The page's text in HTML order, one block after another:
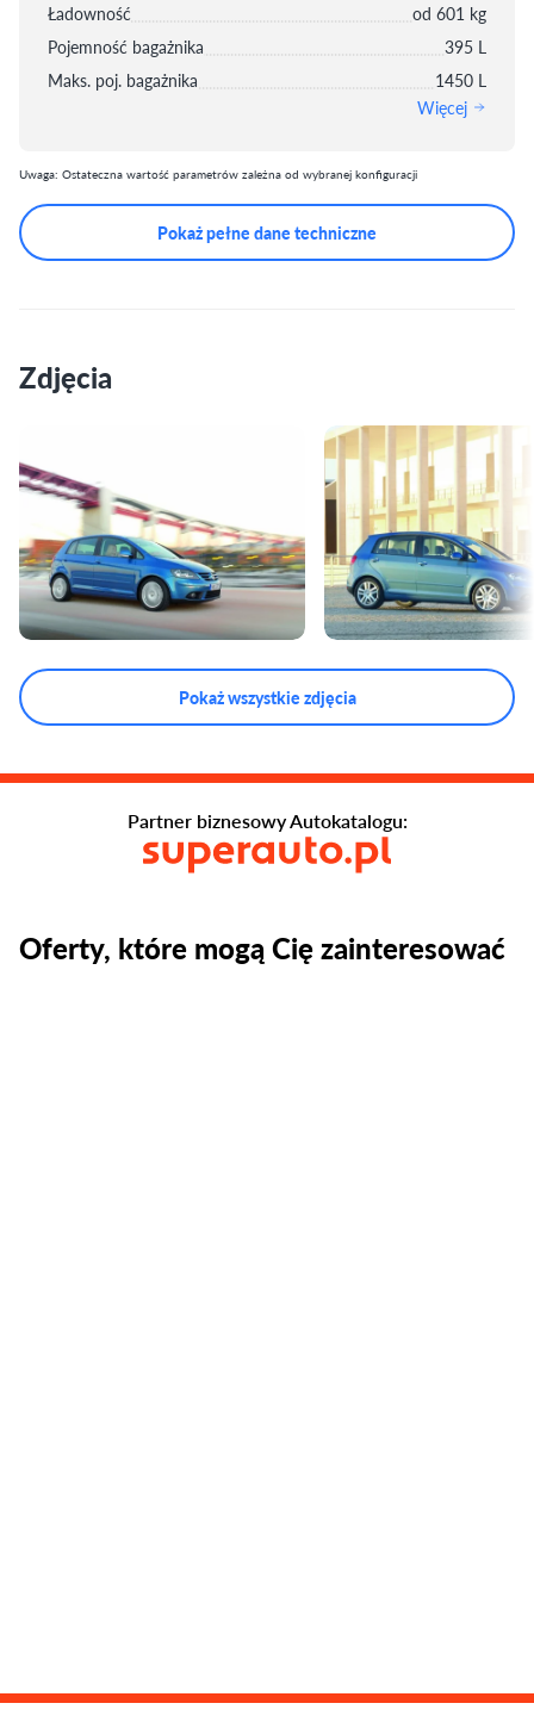
Ładowność
od 601 kg
Pojemność bagażnika
395 L
Maks. poj. bagażnika
1450 L
Więcej
Uwaga: Ostateczna wartość parametrów zależna od wybranej konfiguracji
Pokaż pełne dane techniczne
Zdjęcia
Pokaż wszystkie zdjęcia
Oferty, które mogą Cię zainteresować
Partner biznesowy Autokatalogu: